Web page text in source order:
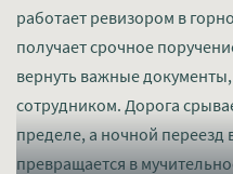
работает ревизором в
получает срочное
вернуть важные
сотрудником. Дорога
пределе, а ночной переезд
превращается в